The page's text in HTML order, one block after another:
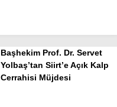
Başhekim Prof. Dr. Servet
Yolbaş’tan Siirt’e Açık Kalp
Cerrahisi Müjdesi